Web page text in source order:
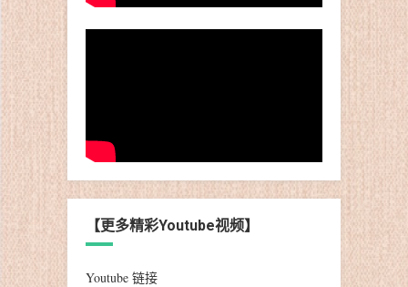
【更多精彩Youtube视频】
Youtube 链接